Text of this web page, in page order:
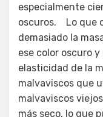
especialmente
oscuros. Lo que
demasiado la
ese color oscuro
elasticidad de la
malvaviscos que
malvaviscos
más seco, lo que